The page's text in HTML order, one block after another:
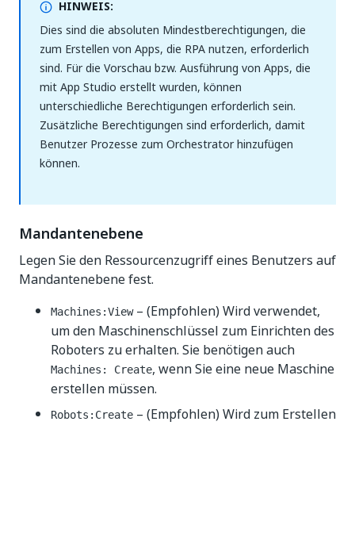
HINWEIS:
Dies sind die absoluten Mindestberechtigungen, die
zum Erstellen von Apps, die RPA nutzen, erforderlich
sind. Für die Vorschau bzw. Ausführung von Apps, die
mit App Studio erstellt wurden, können
unterschiedliche Berechtigungen erforderlich sein.
Zusätzliche Berechtigungen sind erforderlich, damit
Benutzer Prozesse zum Orchestrator hinzufügen
können.
Mandantenebene
Legen Sie den Ressourcenzugriff eines Benutzers auf
Mandantenebene fest.
Machines:View– (Empfohlen) Wird verwendet,
um den Maschinenschlüssel zum Einrichten des
Roboters zu erhalten. Sie benötigen auch
Machines: Create, wenn Sie eine neue Maschine
erstellen müssen.
Robots:Create – (Empfohlen) Wird zum Erstellen